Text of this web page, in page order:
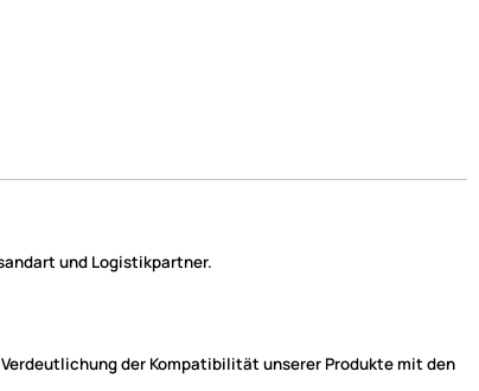
und Logistikpartner.
der Kompatibilität unserer Produkte mit den